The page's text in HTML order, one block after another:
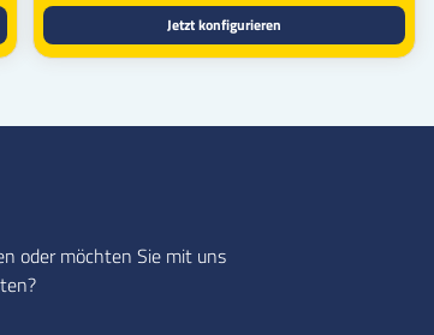
Jetzt konfigurieren
oder möchten Sie mit uns